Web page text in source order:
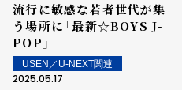
流行に敏感な若者世代が集
う場所に――「最新☆BOYS J-
POP」
USEN／U-NEXT関連
2025.05.17